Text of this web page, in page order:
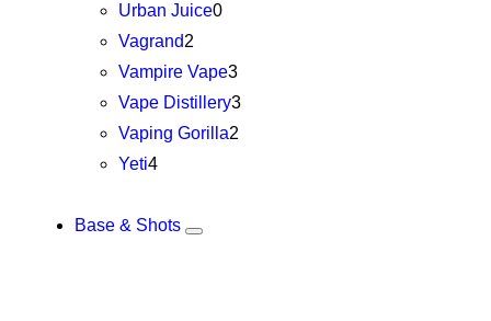
Urban Juice0
Vagrand2
Vampire Vape3
Vape Distillery3
Vaping Gorilla2
Yeti4
Base & Shots